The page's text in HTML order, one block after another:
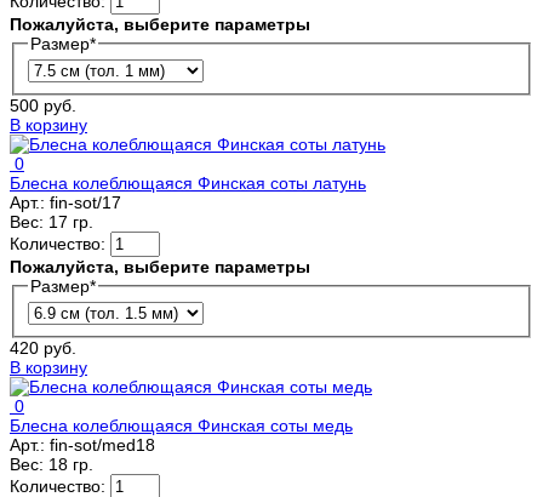
Пожалуйста, выберите параметры
Размер*
500 руб.
В корзину
0
Блесна колеблющаяся Финская соты латунь
Арт.: fin-sot/17
Вес: 17 гр.
Количество:
Пожалуйста, выберите параметры
Размер*
420 руб.
В корзину
0
Блесна колеблющаяся Финская соты медь
Арт.: fin-sot/med18
Вес: 18 гр.
Количество: